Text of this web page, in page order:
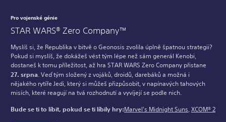
Pro vojenské génie
STAR WARS® Zero Company™
Myslíš si, že Republika v bitvě o Geonosis zvolila úplně špatnou strategii?
Pokud si myslíš, že dokážeš vést tým lépe než sám generál Kenobi,
dostaneš k tomu příležitost, až hra STAR WARS Zero Company přistane
27. srpna. Veď tým složený z vojáků, droidů, darebáků a možná i
nějakého rytíře Jedi, který si můžeš přizpůsobit, v napínavých tahových
misích, které reagují na tvá rozhodnutí a vyvíjejí se podle nich.
Bude se ti to líbit, pokud se ti líbily hry:Marvel's Midnight Suns,XCOM® 2